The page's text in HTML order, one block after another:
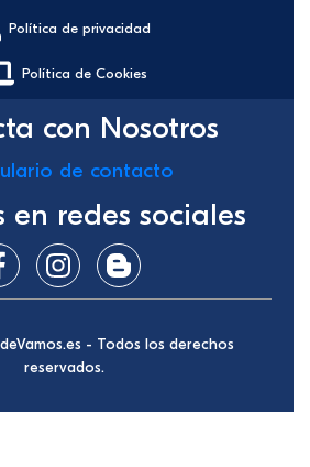
Política de privacidad
Política de Cookies
con Nosotros
de contacto
en redes sociales
- Todos los derechos
reservados.